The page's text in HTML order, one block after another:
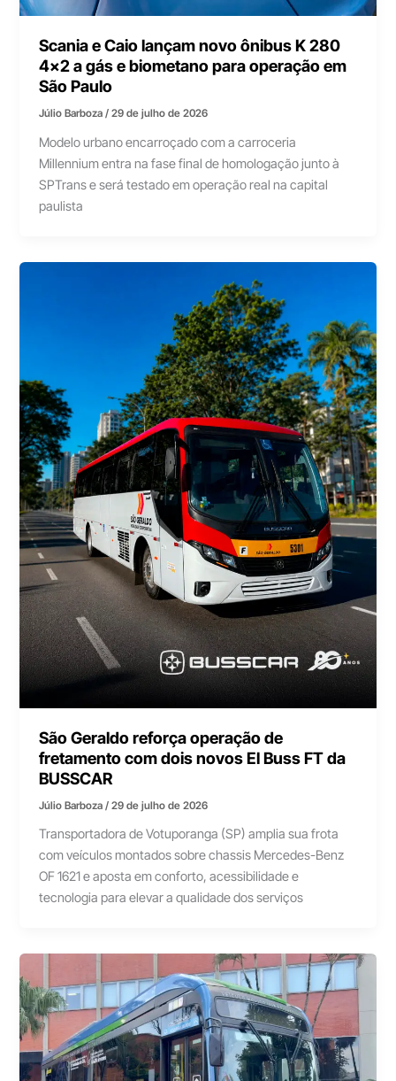
Scania e Caio lançam novo ônibus K 280
4×2 a gás e biometano para operação em
São Paulo
Júlio Barboza/29 de julho de 2026
Modelo urbano encarroçado com a carroceria
Millennium entra na fase final de homologação junto à
SPTrans e será testado em operação real na capital
paulista
São Geraldo reforça operação de
fretamento com dois novos El Buss FT da
BUSSCAR
Júlio Barboza/29 de julho de 2026
Transportadora de Votuporanga (SP) amplia sua frota
com veículos montados sobre chassis Mercedes-Benz
OF 1621 e aposta em conforto, acessibilidade e
tecnologia para elevar a qualidade dos serviços